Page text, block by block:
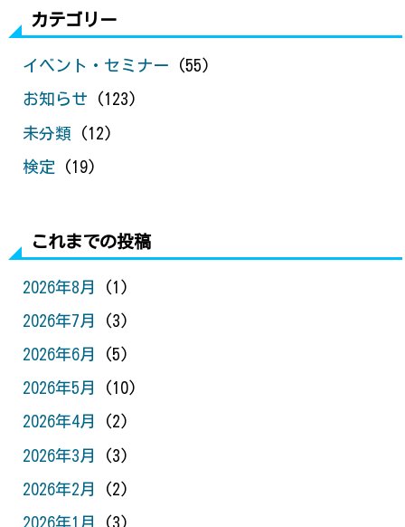
カテゴリー
イベント・セミナー (55)
お知らせ (123)
未分類 (12)
検定 (19)
これまでの投稿
2026年8月 (1)
2026年7月 (3)
2026年6月 (5)
2026年5月 (10)
2026年4月 (2)
2026年3月 (3)
2026年2月 (2)
2026年1月 (3)